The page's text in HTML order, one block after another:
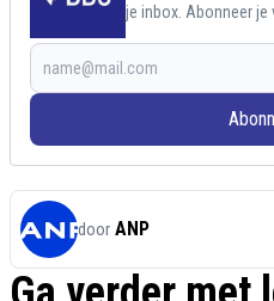
je inbox. Abonneer je
door ANP